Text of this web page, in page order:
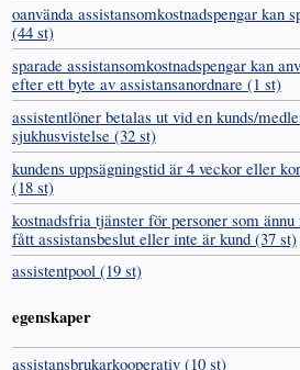
oanvända assistans­omkostnads­pengar kan
(44 st)
sparade assistans­omkostnads­pengar kan
efter ett byte av assistans­anordnare (1 st)
assistent­löner betalas ut vid en kunds/
sjukhus­vistelse (32 st)
kundens uppsägnings­tid är 4 veckor eller
(18 st)
kostnads­fria tjänster för personer som ännu
fått assistans­beslut eller inte är kund (37 st)
assistentpool (19 st)
egenskaper
assistans­brukar­kooperativ (10 st)